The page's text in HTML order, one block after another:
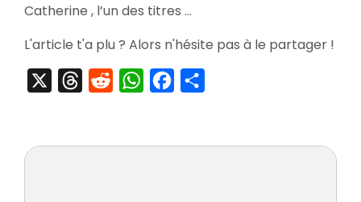
Catherine , l’un des titres …
L'article t'a plu ? Alors n'hésite pas à le partager !
ThreadsRedditWhatsAppFacebook